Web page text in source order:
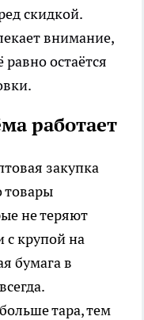
скидкой.
внимание,
остаётся
работает
закупка
товары
не теряют
с крупой на
бумага в
тара, тем